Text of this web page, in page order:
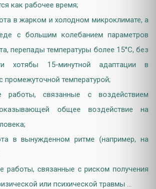
как рабочее время;
в жарком и холодном микроклимате, а
с большим колебанием параметров
перепады температуры более 15°C, без
хотябы 15-минутной адаптации в
промежуточной температурой;
связанные с воздействием
общее воздействие на
в вынужденном ритме (например, на
работы, связанные с риском получения
или психической травмы ...